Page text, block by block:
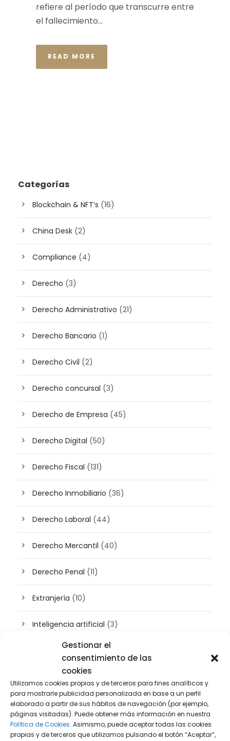
Gestionar el
consentimiento de las
cookies
Utilizamos cookies propias y de terceros para fines analíticos y
para mostrarle publicidad personalizada en base a un perfil
elaborado a partir de sus hábitos de navegación (por ejemplo,
páginas visitadas). Puede obtener más información en nuestra
Política de Cookies. Asimismo, puede aceptar todas las cookies
propias y de terceros que utilizamos pulsando el botón “Aceptar”,
refiere al período que transcurre entre
el fallecimiento...
READ MORE
Categorías
Blockchain & NFT’s (16)
China Desk (2)
Compliance (4)
Derecho (3)
Derecho Administrativo (21)
Derecho Bancario (1)
Derecho Civil (2)
Derecho concursal (3)
Derecho de Empresa (45)
Derecho Digital (50)
Derecho Fiscal (131)
Derecho Inmobiliario (36)
Derecho Laboral (44)
Derecho Mercantil (40)
Derecho Penal (11)
Extranjería (10)
Inteligencia artificial (3)
Patrimonio(5)
Plusvalía(2)
Prensa(2)
Propiedad intelectual e industrial(13)